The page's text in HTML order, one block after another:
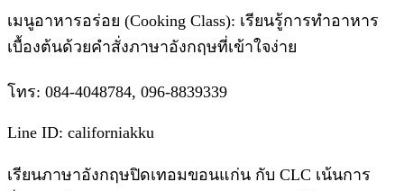
เมนูอาหารอร่อย (Cooking Class): เรียนรู้การทำอาหาร
เบื้องต้นด้วยคำสั่งภาษาอังกฤษที่เข้าใจง่าย
โทร: 084-4048784, 096-8839339
Line ID: californiakku
เรียนภาษาอังกฤษปิดเทอมขอนแก่น กับ CLC เน้นการ